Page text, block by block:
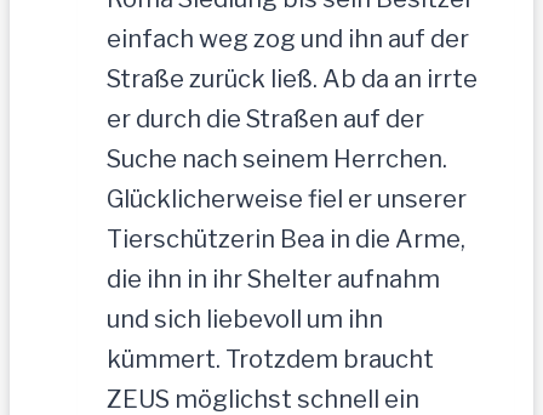
einfach weg zog und ihn auf der
Straße zurück ließ. Ab da an irrte
er durch die Straßen auf der
Suche nach seinem Herrchen.
Glücklicherweise fiel er unserer
Tierschützerin Bea in die Arme,
die ihn in ihr Shelter aufnahm
und sich liebevoll um ihn
kümmert. Trotzdem braucht
ZEUS möglichst schnell ein